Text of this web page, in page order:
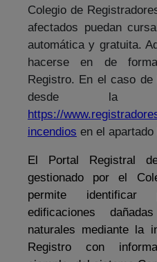
Colegio de
afectados puedan
automática y gratuita.
hacerse en de
Registro. En el caso
desde la
https://
incendios en el
El Portal Registral
gestionado por el
permite
edificaciones
naturales mediante la
Registro con